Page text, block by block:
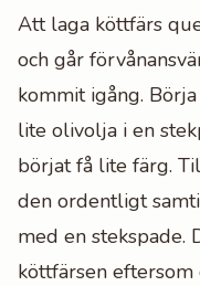
Att laga köttfärs
och går
kommit igång.
lite olivolja i en
börjat få lite färg.
den ordentligt
med en stekspade.
köttfärsen